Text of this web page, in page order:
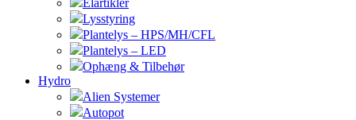
Elartikler
Lysstyring
Plantelys – HPS/MH/CFL
Plantelys – LED
Ophæng & Tilbehør
Hydro
Alien Systemer
Autopot